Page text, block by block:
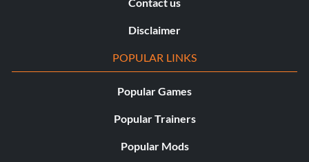
Disclaimer
POPULAR LINKS
Popular Games
Popular Trainers
Popular Mods